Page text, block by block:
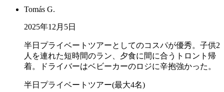
Tomás G.
2025年12月5日
半日プライベートツアーとしてのコスパが優秀。子供2
人を連れた短時間のラン、夕食に間に合うトロント帰
着。ドライバーはベビーカーのロジに辛抱強かった。
半日プライベートツアー(最大4名)